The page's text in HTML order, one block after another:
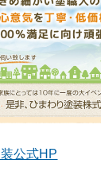
公式HP